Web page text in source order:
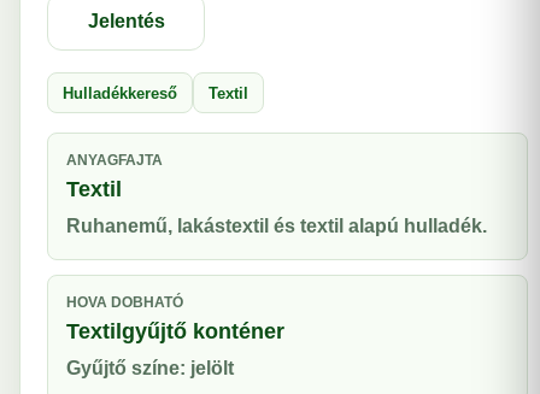
Jelentés
Hulladékkereső Textil
ANYAGFAJTA
Textil
Ruhanemű, lakástextil és textil alapú hulladék.
HOVA DOBHATÓ
Textilgyűjtő konténer
Gyűjtő színe: jelölt